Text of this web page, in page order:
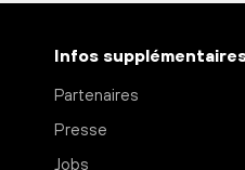
Infos
Partenaires
Presse
Jobs